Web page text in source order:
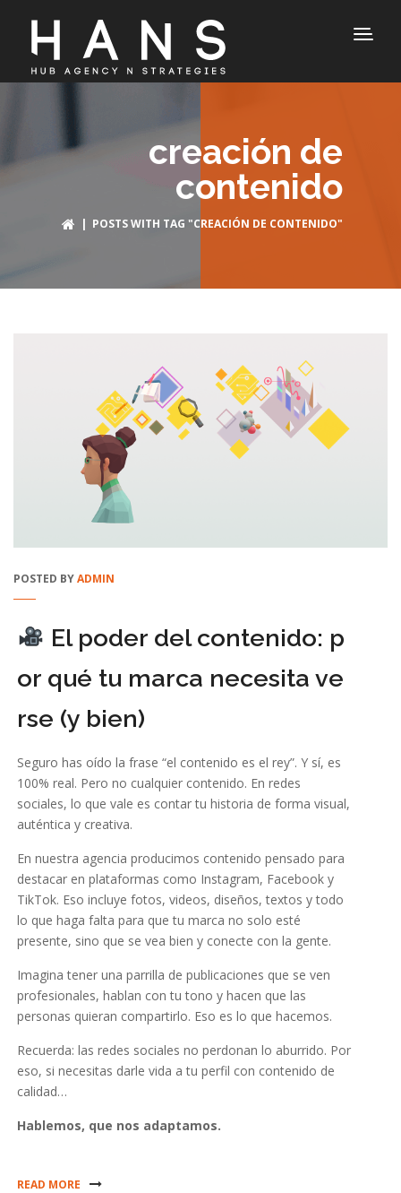
creación de
contenido
| POSTS WITH TAG "CREACIÓN DE CONTENIDO"
POSTED BYADMIN
El poder del contenido: p
or qué tu marca necesita ve
rse (y bien)
Seguro has oído la frase “el contenido es el rey”. Y sí, es
100% real. Pero no cualquier contenido. En redes
sociales, lo que vale es contar tu historia de forma visual,
auténtica y creativa.
En nuestra agencia producimos contenido pensado para
destacar en plataformas como Instagram, Facebook y
TikTok. Eso incluye fotos, videos, diseños, textos y todo
lo que haga falta para que tu marca no solo esté
presente, sino que se vea bien y conecte con la gente.
Imagina tener una parrilla de publicaciones que se ven
profesionales, hablan con tu tono y hacen que las
personas quieran compartirlo. Eso es lo que hacemos.
Recuerda: las redes sociales no perdonan lo aburrido. Por
eso, si necesitas darle vida a tu perfil con contenido de
calidad…
Hablemos, que nos adaptamos.
READ MORE